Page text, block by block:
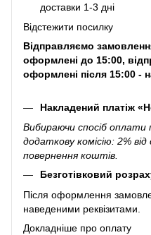
доставки 1-3 дні
Відстежити посилку
Відправляємо
оформлені до 15:00,
оформлені після 15:00 -
Накладений платіж
Вибираючи спосіб оплати
додаткову комісію: 2%
повернення коштів.
Безготівковий
Після оформлення
наведеними реквізитами.
Докладніше про оплату